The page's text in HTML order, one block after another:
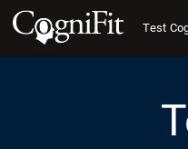
Test